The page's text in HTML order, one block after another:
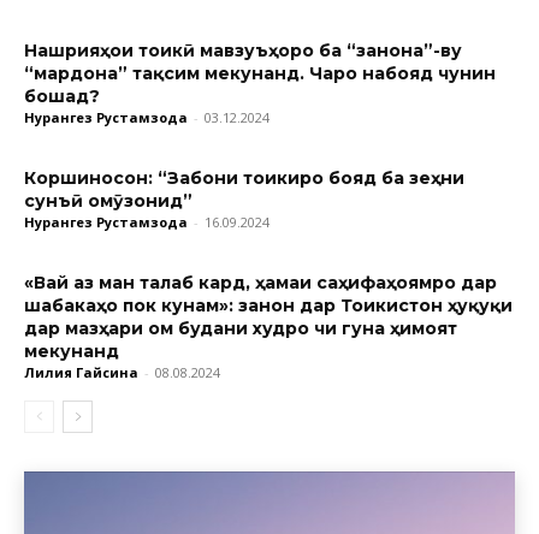
Нашрияҳои тоҷикӣ мавзуъҳоро ба “занона”-ву
“мардона” тақсим мекунанд. Чаро набояд чунин
бошад?
Нурангез Рустамзода - 03.12.2024
Коршиносон: “Забони тоҷикиро бояд ба зеҳни
сунъӣ омӯзонид”
Нурангез Рустамзода - 16.09.2024
«Вай аз ман талаб кард, ҳамаи саҳифаҳоямро дар
шабакаҳо пок кунам»: занон дар Тоҷикистон ҳуқуқи
дар мазҳари ом будани худро чи гуна ҳимоят
мекунанд
Лилия Гайсина - 08.08.2024